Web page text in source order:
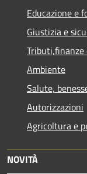
Educazione e
Giustizia e
Ambiente
Salute,
Autorizzazioni
Agricoltura e
NOVITÀ